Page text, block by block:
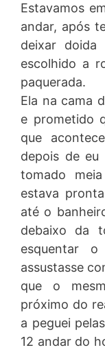
Estavamos
andar, após
deixar
escolhido a
paquerada.
Ela na cama
e prometido
que
depois de
tomado
estava
até o
debaixo da
esquentar
assustasse
que o
próximo do
a peguei
12 andar do